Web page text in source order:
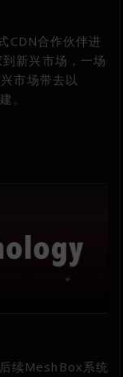
CDN合作伙伴进
新兴市场，一场
市场带去以
。
续MeshBox系统